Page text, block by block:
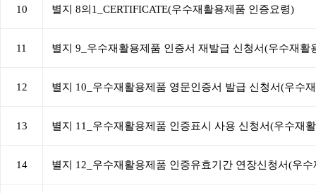
10 별지 8의1_CERTIFICATE(우수재활용제품 인증요령)
11 별지 9_우수재활용제품 인증서 재발급 신청서(우수재활
12 별지 10_우수재활용제품 영문인증서 발급 신청서(우수
13 별지 11_우수재활용제품 인증표시 사용 신청서(우수재
14 별지 12_우수재활용제품 인증유효기간 연장신청서(우